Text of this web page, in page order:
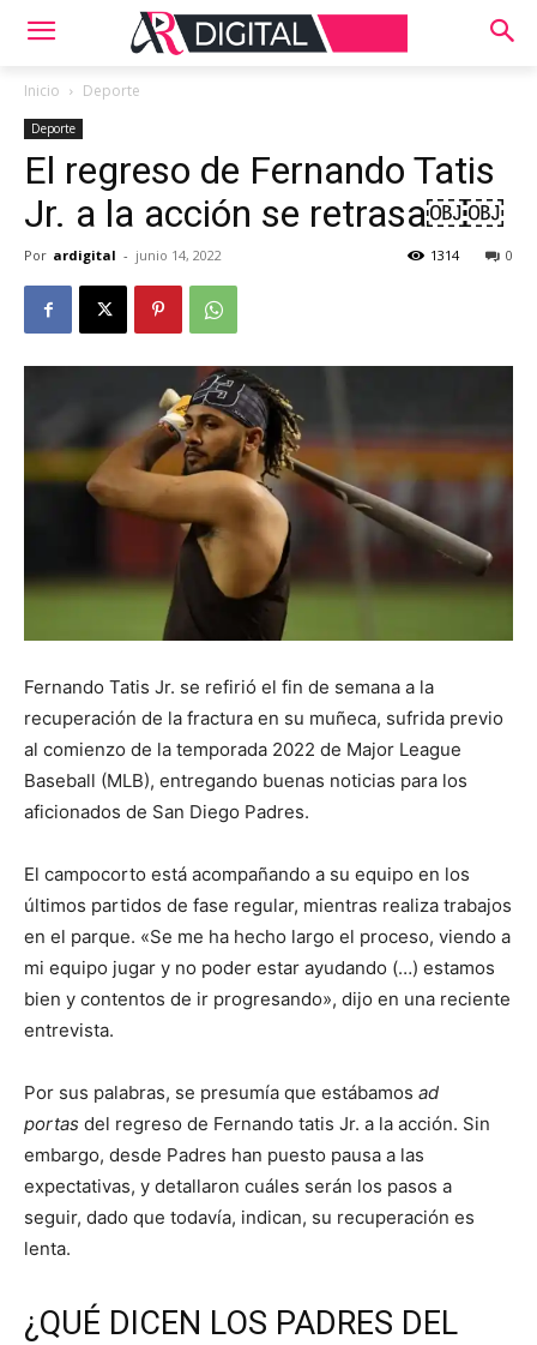
Inicio Deporte
Deporte
El regreso de Fernando Tatis
Jr. a la acción se retrasa￼￼
Por ardigital - junio 14, 2022 0
1314
Fernando Tatis Jr. se refirió el fin de semana a la
recuperación de la fractura en su muñeca, sufrida previo
al comienzo de la temporada 2022 de Major League
Baseball (MLB), entregando buenas noticias para los
aficionados de San Diego Padres.
El campocorto está acompañando a su equipo en los
últimos partidos de fase regular, mientras realiza trabajos
en el parque. «Se me ha hecho largo el proceso, viendo a
mi equipo jugar y no poder estar ayudando (…) estamos
bien y contentos de ir progresando», dijo en una reciente
entrevista.
Por sus palabras, se presumía que estábamos ad
portas del regreso de Fernando tatis Jr. a la acción. Sin
embargo, desde Padres han puesto pausa a las
expectativas, y detallaron cuáles serán los pasos a
seguir, dado que todavía, indican, su recuperación es
lenta.
¿QUÉ DICEN LOS PADRES DEL